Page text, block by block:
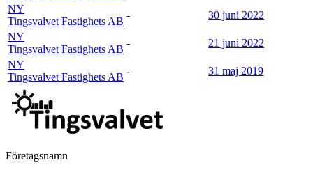
NY
Tingsvalvet Fastighets AB
-
30 juni 2022
NY
Tingsvalvet Fastighets AB
-
21 juni 2022
NY
Tingsvalvet Fastighets AB
- 31 maj 2019
Företagsnamn